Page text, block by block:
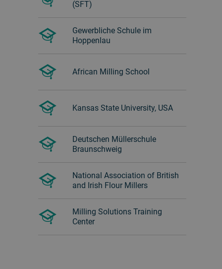
(SFT)
Gewerbliche Schule im
Hoppenlau
African Milling School
Kansas State University, USA
Deutschen Müllerschule
Braunschweig
National Association of British
and Irish Flour Millers
Milling Solutions Training
Center